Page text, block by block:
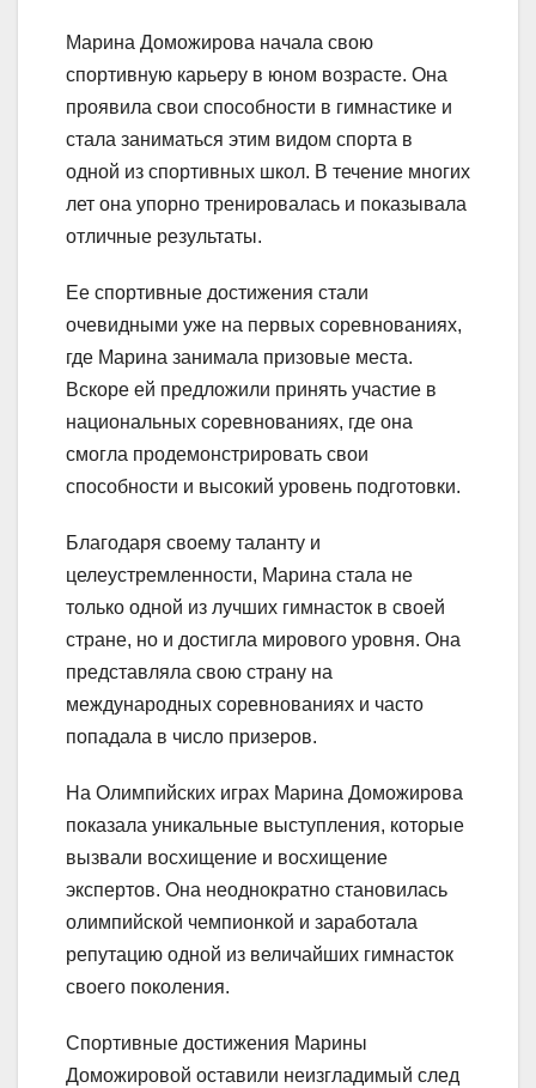
Марина Доможирова начала свою
спортивную карьеру в юном возрасте. Она
проявила свои способности в гимнастике и
стала заниматься этим видом спорта в
одной из спортивных школ. В течение многих
лет она упорно тренировалась и показывала
отличные результаты.
Ее спортивные достижения стали
очевидными уже на первых соревнованиях,
где Марина занимала призовые места.
Вскоре ей предложили принять участие в
национальных соревнованиях, где она
смогла продемонстрировать свои
способности и высокий уровень подготовки.
Благодаря своему таланту и
целеустремленности, Марина стала не
только одной из лучших гимнасток в своей
стране, но и достигла мирового уровня. Она
представляла свою страну на
международных соревнованиях и часто
попадала в число призеров.
На Олимпийских играх Марина Доможирова
показала уникальные выступления, которые
вызвали восхищение и восхищение
экспертов. Она неоднократно становилась
олимпийской чемпионкой и заработала
репутацию одной из величайших гимнасток
своего поколения.
Спортивные достижения Марины
Доможировой оставили неизгладимый след